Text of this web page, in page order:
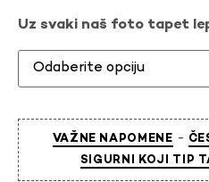
Uz svaki naš foto tapet
VAŽNE NAPOMENE -
SIGURNI KOJI TIP